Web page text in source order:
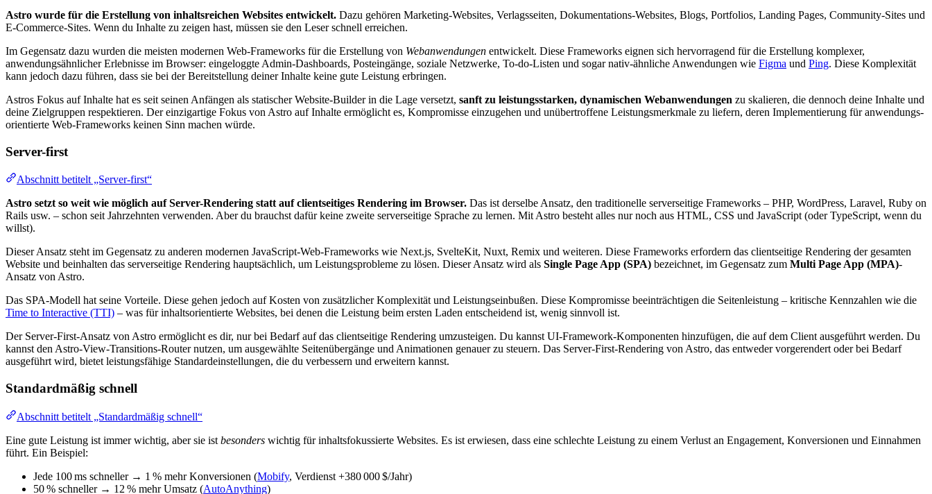
Astro wurde für die Erstellung von inhaltsreichen Websites entwickelt. Dazu gehören Marketing-Websites, Verlagsseiten, Dokumentations-Websites, Blogs, Portfolios, Landing Pages, Community-Sites und
E-Commerce-Sites. Wenn du Inhalte zu zeigen hast, müssen sie den Leser schnell erreichen.
Im Gegensatz dazu wurden die meisten modernen Web-Frameworks für die Erstellung von Webanwendungen entwickelt. Diese Frameworks eignen sich hervorragend für die Erstellung komplexer,
anwendungsähnlicher Erlebnisse im Browser: eingeloggte Admin-Dashboards, Posteingänge, soziale Netzwerke, To-do-Listen und sogar nativ-ähnliche Anwendungen wie Figma und Ping. Diese Komplexität
kann jedoch dazu führen, dass sie bei der Bereitstellung deiner Inhalte keine gute Leistung erbringen.
Astros Fokus auf Inhalte hat es seit seinen Anfängen als statischer Website-Builder in die Lage versetzt, sanft zu leistungsstarken, dynamischen Webanwendungen zu skalieren, die dennoch deine Inhalte und
deine Zielgruppen respektieren. Der einzigartige Fokus von Astro auf Inhalte ermöglicht es, Kompromisse einzugehen und unübertroffene Leistungsmerkmale zu liefern, deren Implementierung für anwendungs­
orientierte Web-Frameworks keinen Sinn machen würde.
Server-first
Abschnitt betitelt „Server-first“
Astro setzt so weit wie möglich auf Server-Rendering statt auf clientseitiges Rendering im Browser. Das ist derselbe Ansatz, den traditionelle serverseitige Frameworks – PHP, WordPress, Laravel, Ruby on
Rails usw. – schon seit Jahrzehnten verwenden. Aber du brauchst dafür keine zweite serverseitige Sprache zu lernen. Mit Astro besteht alles nur noch aus HTML, CSS und JavaScript (oder TypeScript, wenn du
willst).
Dieser Ansatz steht im Gegensatz zu anderen modernen JavaScript-Web-Frameworks wie Next.js, SvelteKit, Nuxt, Remix und weiteren. Diese Frameworks erfordern das clientseitige Rendering der gesamten
Website und beinhalten das serverseitige Rendering hauptsächlich, um Leistungsprobleme zu lösen. Dieser Ansatz wird als Single Page App (SPA) bezeichnet, im Gegensatz zum Multi Page App (MPA)-
Ansatz von Astro.
Das SPA-Modell hat seine Vorteile. Diese gehen jedoch auf Kosten von zusätzlicher Komplexität und Leistungseinbußen. Diese Kompromisse beeinträchtigen die Seitenleistung – kritische Kennzahlen wie die
Time to Interactive (TTI) – was für inhaltsorientierte Websites, bei denen die Leistung beim ersten Laden entscheidend ist, wenig sinnvoll ist.
Der Server-First-Ansatz von Astro ermöglicht es dir, nur bei Bedarf auf das clientseitige Rendering umzusteigen. Du kannst UI-Framework-Komponenten hinzufügen, die auf dem Client ausgeführt werden. Du
kannst den Astro-View-Transitions-Router nutzen, um ausgewählte Seitenübergänge und Animationen genauer zu steuern. Das Server-First-Rendering von Astro, das entweder vorgerendert oder bei Bedarf
ausgeführt wird, bietet leistungsfähige Standard­einstellungen, die du verbessern und erweitern kannst.
Standardmäßig schnell
Abschnitt betitelt „Standardmäßig schnell“
Eine gute Leistung ist immer wichtig, aber sie ist besonders wichtig für inhaltsfokussierte Websites. Es ist erwiesen, dass eine schlechte Leistung zu einem Verlust an Engagement, Konversionen und Einnahmen
führt. Ein Beispiel:
Jede 100 ms schneller → 1 % mehr Konversionen (Mobify, Verdienst +380 000 $/Jahr)
50 % schneller → 12 % mehr Umsatz (AutoAnything)